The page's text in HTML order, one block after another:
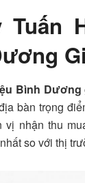
Tuấn
Bình Dương
bàn trọng
nhận thu
so với thị